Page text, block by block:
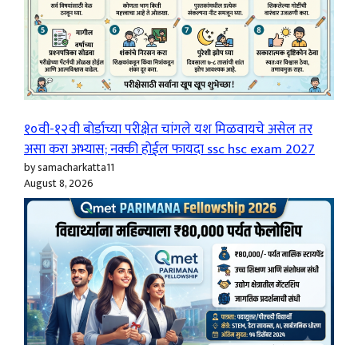
१०वी-१२वी बोर्डाच्या परीक्षेत चांगले यश मिळवायचे असेल तर
असा करा अभ्यास; नक्की होईल फायदा ssc hsc exam 2027
by samacharkatta11
August 8, 2026